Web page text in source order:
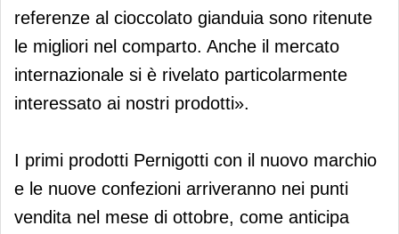
referenze al cioccolato gianduia sono ritenute
le migliori nel comparto. Anche il mercato
internazionale si è rivelato particolarmente
interessato ai nostri prodotti».
I primi prodotti Pernigotti con il nuovo marchio
e le nuove confezioni arriveranno nei punti
vendita nel mese di ottobre, come anticipa